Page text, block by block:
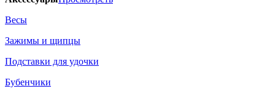
Весы
Зажимы и щипцы
Подставки для удочки
Бубенчики